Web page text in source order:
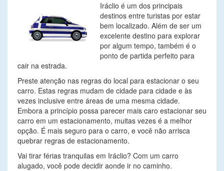
Iráclio é um dos principais
destinos entre turistas por estar
bem localizado. Além de ser um
excelente destino para explorar
por algum tempo, também é o
ponto de partida perfeito para
cair na estrada.
Preste atenção nas regras do local para estacionar o seu
carro. Estas regras mudam de cidade para cidade e às
vezes inclusive entre áreas de uma mesma cidade.
Embora a princípio possa parecer mais caro estacionar seu
carro em um estacionamento, muitas vezes é a melhor
opção. É mais seguro para o carro, e você não arrisca
quebrar regras de estacionamento.
Vai tirar férias tranquilas em Iráclio? Com um carro
alugado, você pode decidir aonde ir no caminho.